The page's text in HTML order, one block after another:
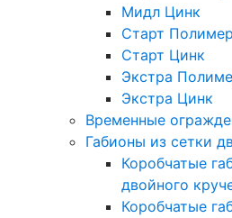
Мидл Цинк
Старт Полимер
Старт Цинк
Экстра
Экстра Цинк
Временные
Габионы из сетки
Коробчатые
двойного
Коробчатые